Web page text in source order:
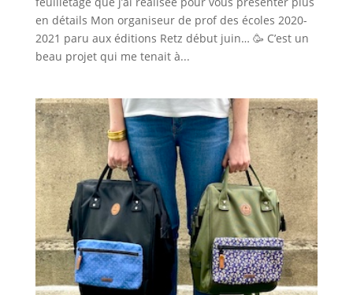
en détails Mon organiseur de prof des écoles 2020-
2021 paru aux éditions Retz début juin… 🥳 C’est un
beau projet qui me tenait à...